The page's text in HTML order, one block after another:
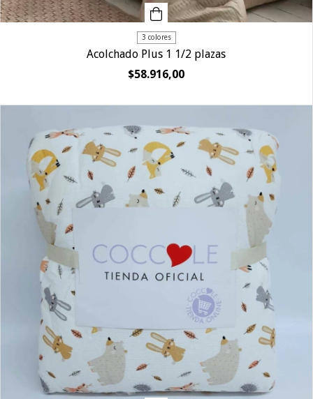
3 colores
Acolchado Plus 1 1/2 plazas
$58.916,00